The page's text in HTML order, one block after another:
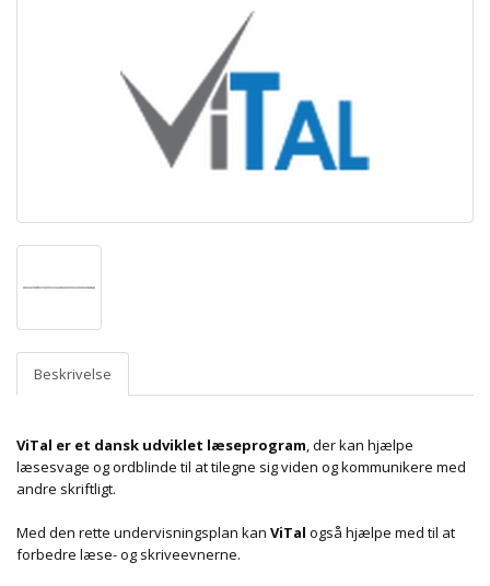
Beskrivelse
ViTal er et dansk udviklet læseprogram, der kan hjælpe
læsesvage og ordblinde til at tilegne sig viden og kommunikere med
andre skriftligt.
Med den rette undervisningsplan kan ViTal også hjælpe med til at
forbedre læse- og skriveevnerne.